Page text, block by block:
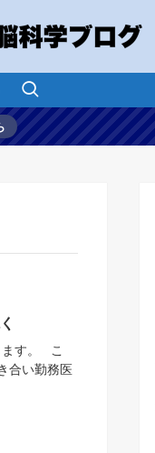
ます。 こ
合い勤務医